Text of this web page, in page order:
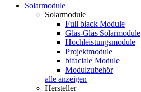
Solarmodule
Solarmodule
Full black Module
Glas-Glas Solarmodule
Hochleistungsmodule
Projektmodule
bifaciale Module
Modulzubehör
alle anzeigen
Hersteller